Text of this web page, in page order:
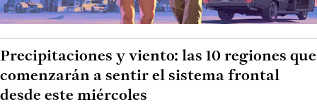
Precipitaciones y viento: las 10 regiones que
comenzarán a sentir el sistema frontal
desde este miércoles